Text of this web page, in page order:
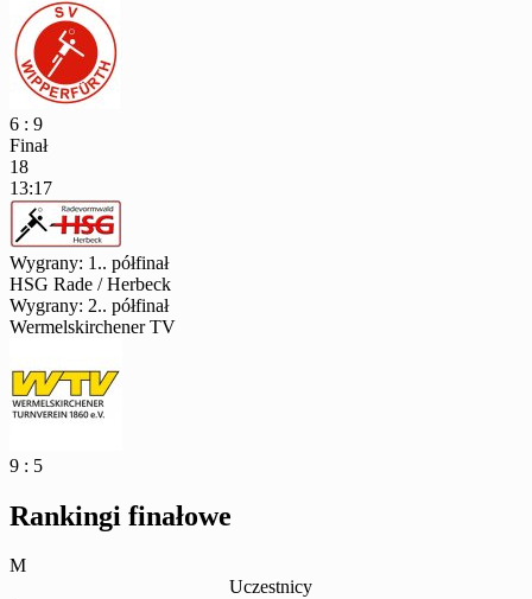
6 : 9
Finał
18
13:17
Wygrany: 1.. półfinał
HSG Rade / Herbeck
Wygrany: 2.. półfinał
Wermelskirchener TV
9 : 5
Rankingi finałowe
M
Uczestnicy